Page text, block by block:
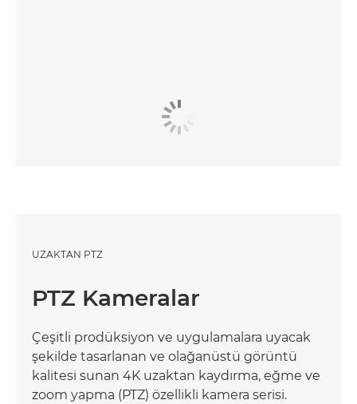
UZAKTAN PTZ
PTZ Kameralar
Çeşitli prodüksiyon ve uygulamalara uyacak
şekilde tasarlanan ve olağanüstü görüntü
kalitesi sunan 4K uzaktan kaydırma, eğme ve
zoom yapma (PTZ) özellikli kamera serisi.